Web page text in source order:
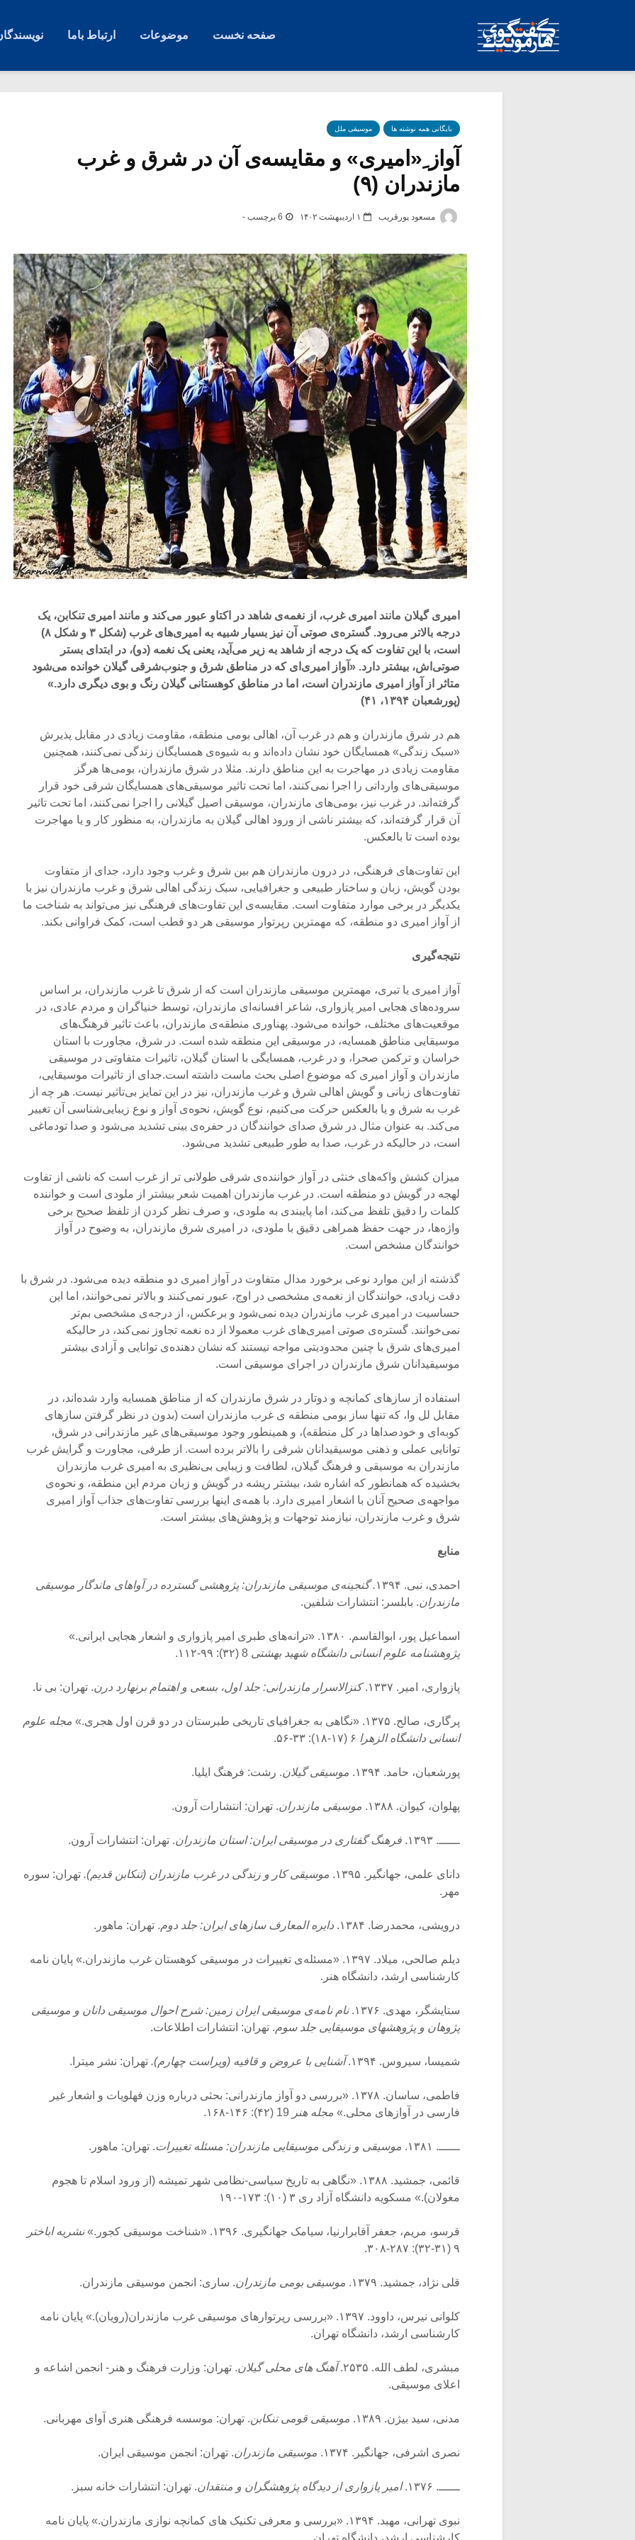
صفحه نخست موضوعات ارتباط باما
بایگانی همه نوشته ها موسیقی ملل
آواز ِ«امیری» و مقایسه‌ی آن در شرق و غرب
مازندران (۹)
مسعود پورقریب ۱ اردیبهشت ۱۴۰۲ 6 برچسب -
امیری گیلان مانند امیری غرب، از نغمه‌ی شاهد در اکتاو عبور می‌کند و مانند امیری تنکابن، یک
درجه بالاتر می‌رود. گستره‌ی صوتی آن نیز بسیار شبیه به امیری‌های غرب (شکل ۳ و شکل ۸)
است، با این تفاوت که یک درجه از شاهد به زیر می‌آید، یعنی یک نغمه (دو)، در ابتدای بستر
صوتی‌اش، بیشتر دارد. «آواز امیری‌ای که در مناطق شرق و جنوب‌شرقی گیلان خوانده می‌شود
متاثر از آواز امیری مازندران است، اما در مناطق کوهستانی گیلان رنگ و بوی دیگری دارد.»
(پورشعبان ۱۳۹۴، ۴۱)
هم در شرق مازندران و هم در غرب آن، اهالی بومی منطقه، مقاومت زیادی در مقابل پذیرش
«سبک زندگی» همسایگان خود نشان داده‌اند و به شیوه‌ی همسایگان زندگی نمی‌کنند، همچنین
مقاومت زیادی در مهاجرت به این مناطق دارند. مثلا در شرق مازندران، بومی‌ها هرگز
موسیقی‌های وارداتی را اجرا نمی‌کنند، اما تحت تاثیر موسیقی‌های همسایگان شرقی خود قرار
گرفته‌اند. در غرب نیز، بومی‌های مازندران، موسیقی اصیل گیلانی را اجرا نمی‌کنند، اما تحت تاثیر
آن قرار گرفته‌اند، که بیشتر ناشی از ورود اهالی گیلان به مازندران، به منظور کار و یا مهاجرت
بوده است تا بالعکس.
این تفاوت‌های فرهنگی، در درون مازندران هم بین شرق و غرب وجود دارد، جدای از متفاوت
بودن گویش، زبان و ساختار طبیعی و جغرافیایی، سبک زندگی اهالی شرق و غرب مازندران نیز با
یکدیگر در برخی موارد متفاوت است. مقایسه‌ی این تفاوت‌های فرهنگی نیز می‌تواند به شناخت ما
از آواز امیری دو منطقه، که مهمترین رپرتوار موسیقی هر دو قطب است، کمک فراوانی بکند.
نتیجه‌گیری
آواز امیری یا تبری، مهمترین موسیقی مازندران است که از شرق تا غرب مازندران، بر اساس
سروده‌های هجایی امیر پازواری، شاعر افسانه‌ای مازندران، توسط خنیاگران و مردم عادی، در
موقعیت‌های مختلف، خوانده می‌شود. پهناوری منطقه‌ی مازندران، باعث تاثیر فرهنگ‌های
موسیقایی مناطق همسایه، در موسیقی این منطقه شده است. در شرق، مجاورت با استان
خراسان و ترکمن صحرا، و در غرب، همسایگی با استان گیلان، تاثیرات متفاوتی در موسیقی
مازندران و آواز امیری که موضوع اصلی بحث ماست داشته است.جدای از تاثیرات موسیقایی،
تفاوت‌های زبانی و گویش اهالی شرق و غرب مازندران، نیز در این تمایز بی‌تاثیر نیست. هر چه از
غرب به شرق و یا بالعکس حرکت می‌کنیم، نوع گویش، نحوه‌ی آواز و نوع زیبایی‌شناسی آن تغییر
می‌کند. به عنوان مثال در شرق صدای خوانندگان در حفره‌ی بینی تشدید می‌شود و صدا تودماغی
است، در حالیکه در غرب، صدا به طور طبیعی تشدید می‌شود.
میزان کشش واکه‌های خنثی در آواز خواننده‌ی شرقی طولانی تر از غرب است که ناشی از تفاوت
لهجه در گویش دو منطقه است. در غرب مازندران اهمیت شعر بیشتر از ملودی است و خواننده
کلمات را دقیق تلفظ می‌کند، اما پایبندی به ملودی، و صرف نظر کردن از تلفظ صحیح برخی
واژه‌ها، در جهت حفظ همراهی دقیق با ملودی، در امیری شرق مازندران، به وضوح در آواز
خوانندگان مشخص است.
گذشته از این موارد نوعی برخورد مدال متفاوت در آواز امیری دو منطقه دیده می‌شود. در شرق با
دقت زیادی، خوانندگان از نغمه‌ی مشخصی در اوج، عبور نمی‌کنند و بالاتر نمی‌خوانند، اما این
حساسیت در امیری غرب مازندران دیده نمی‌شود و برعکس، از درجه‌ی مشخصی بم‌تر
نمی‌خوانند. گستره‌ی صوتی امیری‌های غرب معمولا از ده نغمه تجاوز نمی‌کند، در حالیکه
امیری‌های شرق با چنین محدودیتی مواجه نیستند که نشان دهنده‌ی توانایی و آزادی بیشتر
موسیقیدانان شرق مازندران در اجرای موسیقی است.
استفاده از سازهای کمانچه و دوتار در شرق مازندران که از مناطق همسایه وارد شده‌اند، در
مقابل لل وا، که تنها ساز بومی منطقه ی غرب مازندران است (بدون در نظر گرفتن سازهای
کوبه‌ای و خودصداها در کل منطقه)، و همینطور وجود موسیقی‌های غیر مازندرانی در شرق،
توانایی عملی و ذهنی موسیقیدانان شرقی را بالاتر برده است. از طرفی، مجاورت و گرایش غرب
مازندران به موسیقی و فرهنگ گیلان، لطافت و زیبایی بی‌نظیری به امیری غرب مازندران
بخشیده که همانطور که اشاره شد، بیشتر ریشه در گویش و زبان مردم این منطقه، و نحوه‌ی
مواجهه‌ی صحیح آنان با اشعار امیری دارد. با همه‌ی اینها بررسی تفاوت‌های جذاب آواز امیری
شرق و غرب مازندران، نیازمند توجهات و پژوهش‌های بیشتر است.
منابع
احمدی، نبی. ۱۳۹۴
. گنجینه‌ی موسیقی مازندران: پژوهشی گسترده در آواهای ماندگار موسیقی
مازندران. بابلسر: انتشارات شلفین.
اسماعیل پور، ابوالقاسم. ۱۳۸۰. «ترانه‌های طبری امیر پازواری و اشعار هجایی ایرانی.»
پژوهشنامه علوم انسانی دانشگاه شهید بهشتی
پازواری، امیر. ۱۳۳۷. کنزالاسرار مازندرانی: جلد اول، بسعی و اهتمام برنهارد درن. تهران: بی نا.
پرگاری، صالح. ۱۳۷۵. «نگاهی به جغرافیای تاریخی طبرستان در دو قرن اول هجری.»
مجله علوم
انسانی دانشگاه الزهرا ۶ (۱۷-۱۸): ۳۳-۵۶.
پورشعبان، حامد. ۱۳۹۴. موسیقی گیلان. رشت: فرهنگ ایلیا.
پهلوان، کیوان. ۱۳۸۸. موسیقی مازندران. تهران: انتشارات آرون.
ــــــ. ۱۳۹۳. فرهنگ گفتاری در موسیقی ایران: استان مازندران. تهران: انتشارات آرون.
دانای علمی، جهانگیر. ۱۳۹۵. موسیقی کار و زندگی در غرب مازندران (تنکابن قدیم). تهران: سوره
مهر.
درویشی، محمدرضا. ۱۳۸۴. دایره المعارف سازهای ایران: جلد دوم. تهران: ماهور.
دیلم صالحی، میلاد. ۱۳۹۷. «مسئله‌ی تغییرات در موسیقی کوهستان غرب مازندران.» پایان نامه
کارشناسی ارشد، دانشگاه هنر.
ستایشگر، مهدی. ۱۳۷۶.
نام نامه‌ی موسیقی ایران زمین: شرح احوال موسیقی دانان و موسیقی
پژوهان و پژوهشهای موسیقایی جلد سوم. تهران: انتشارات اطلاعات.
شمیسا، سیروس. ۱۳۹۴. آشنایی با عروض و قافیه (ویراست چهارم). تهران: نشر میترا.
فاطمی، ساسان. ۱۳۷۸. «بررسی دو آواز مازندرانی: بحثی درباره وزن فهلویات و اشعار غیر
فارسی در آوازهای محلی.» مجله هنر
ــــــ. ۱۳۸۱. موسیقی و زندگی موسیقایی مازندران: مسئله تغییرات. تهران: ماهور.
قائمی، جمشید. ۱۳۸۸. «نگاهی به تاریخ سیاسی-نظامی شهر تمیشه (از ورود اسلام تا هجوم
مغولان).» مسکویه دانشگاه آزاد ری ۳ (۱۰): ۱۷۳-۱۹۰
قرسو، مریم، جعفر آقابرارنیا، سیامک جهانگیری. ۱۳۹۶. «شناخت موسیقی کجور.»
نشریه اباختر
۹ (۳۱-۳۲): ۲۸۷-۳۰۸.
قلی نژاد، جمشید. ۱۳۷۹. موسیقی بومی مازندران. ساری: انجمن موسیقی مازندران.
کلوانی نیرس، داوود. ۱۳۹۷. «بررسی رپرتوارهای موسیقی غرب مازندران(رویان).» پایان نامه
کارشناسی ارشد، دانشگاه تهران.
مبشری، لطف الله. ۲۵۳۵. آهنگ های محلی گیلان. تهران: وزارت فرهنگ و هنر- انجمن اشاعه و
اعلای موسیقی.
مدنی، سید بیژن. ۱۳۸۹. موسیقی قومی تنکابن. تهران: موسسه فرهنگی هنری آوای مهربانی.
نصری اشرفی، جهانگیر. ۱۳۷۴. موسیقی مازندران. تهران: انجمن موسیقی ایران.
ــــــ. ۱۳۷۶. امیر پازواری از دیدگاه پژوهشگران و منتقدان. تهران: انتشارات خانه سبز.
نبوی تهرانی، مهبد. ۱۳۹۴. «بررسی و معرفی تکنیک های کمانچه نوازی مازندران.» پایان نامه
کارشناسی ارشد، دانشگاه تهران.